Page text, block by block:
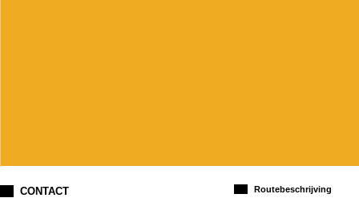
CONTACT Routebeschrijving